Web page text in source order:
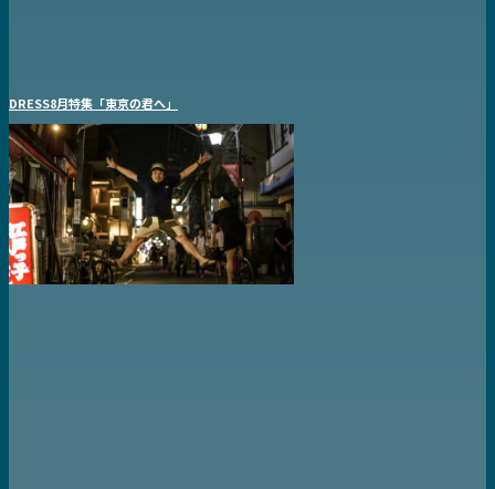
DRESS8月特集「東京の君へ」